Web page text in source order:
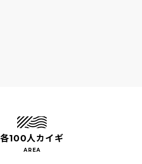
各100人カイギ